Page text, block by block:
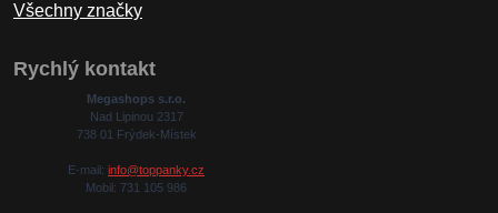
Všechny značky
Rychlý kontakt
Megashops s.r.o.
Nad Lipinou 2317
738 01 Frýdek-Místek
E-mail: info@toppanky.cz
Mobil: 731 105 986